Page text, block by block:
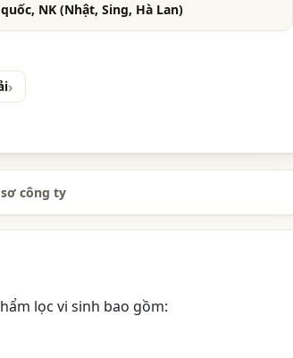
NK (Nhật, Sing, Hà Lan)
công ty
lọc vi sinh bao gồm: